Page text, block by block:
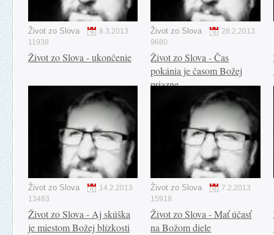
Život zo Slova
8.3.2013
11938
Život zo Slova - ukončenie
Život zo Slova
28.2.2013
9680
Život zo Slova - Čas
pokánia je časom Božej
priazne
Život zo Slova
14.2.2013
13483
Život zo Slova - Aj skúška
je miestom Božej blízkosti
Život zo Slova
7.2.2013
15918
Život zo Slova - Mať účasť
na Božom diele